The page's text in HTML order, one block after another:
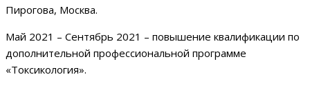
Пирогова, Москва.
Май 2021 – Сентябрь 2021 – повышение квалификации по
дополнительной профессиональной программе
«Токсикология».